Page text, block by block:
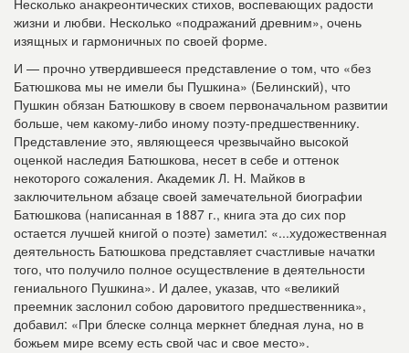
Несколько анакреонтических стихов, воспевающих радости
жизни и любви. Несколько «подражаний древним», очень
изящных и гармоничных по своей форме.
И — прочно утвердившееся представление о том, что «без
Батюшкова мы не имели бы Пушкина» (Белинский), что
Пушкин обязан Батюшкову в своем первоначальном развитии
больше, чем какому-либо иному поэту-предшественнику.
Представление это, являющееся чрезвычайно высокой
оценкой наследия Батюшкова, несет в себе и оттенок
некоторого сожаления. Академик Л. Н. Майков в
заключительном абзаце своей замечательной биографии
Батюшкова (написанная в 1887 г., книга эта до сих пор
остается лучшей книгой о поэте) заметил: «...художественная
деятельность Батюшкова представляет счастливые начатки
того, что получило полное осуществление в деятельности
гениального Пушкина». И далее, указав, что «великий
преемник заслонил собою даровитого предшественника»,
добавил: «При блеске солнца меркнет бледная луна, но в
божьем мире всему есть свой час и свое место».